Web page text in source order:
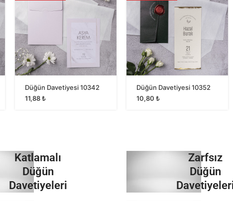
Düğün Davetiyesi 10342
11,88₺
Düğün Davetiyesi 10352
10,80 ₺
Katlamalı
Düğün
Davetiyeleri
Zarfsız
Düğün